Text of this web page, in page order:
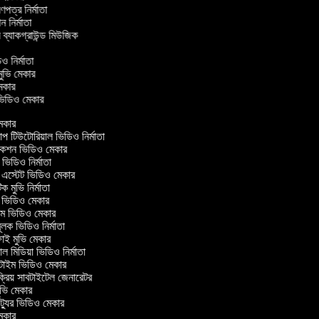
নির্মাতা
নির্মাতা
ব্যাকগ্রাউন্ড মিউজিক
নির্মাতা
মেকার
মেকার
ভিডিও নির্মাতা
ভিডিও মেকার
নির্মাতা
ভিডিও মেকার
মুভি নির্মাতা
মেকার
ভিডিও মেকার
ভিডিও নির্মাতা
মুভি মেকার
ভিডিও নির্মাতা
ভিডিও মেকার
সাবটাইটেল জেনারেটর
মেকার
ভিডিও মেকার